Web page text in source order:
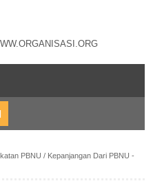
PBNU / Kepanjangan Dari PBNU -